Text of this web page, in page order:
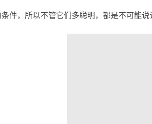
条件，所以不管它们多聪明，都是不可能说